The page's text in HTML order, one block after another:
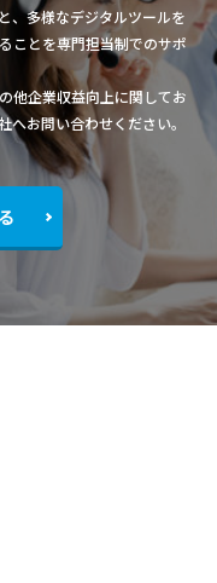
、多様なデジタルツールを
ことを専門担当制でのサポ
他企業収益向上に関してお
お問い合わせください。